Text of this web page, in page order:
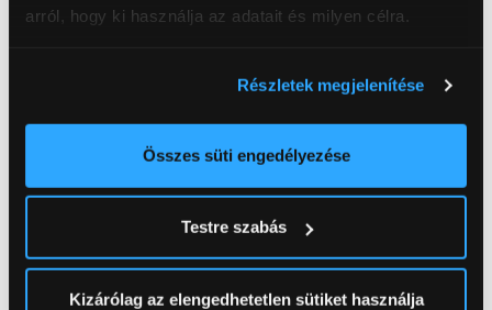
arról, hogy ki használja az adatait és milyen célra.
elhelyezkedéséről pár méteres pontossággal
Az Ön készülékén beazonosítása annak konkrét
módjairól és adja meg preferenciáit aRészletek
pontban. Bármikor módosíthatja vagy visszavonhatja a
Sütinyilatkozathoz való hozzájárulását.
Részletek megjelenítése
Összes süti engedélyezése
Testre szabás
Kizárólag az elengedhetetlen sütiket használja
VitaPower Turmixgép,
Bosch MMB6762M
VitaPower Turmixgép,
inox
122 999 Ft